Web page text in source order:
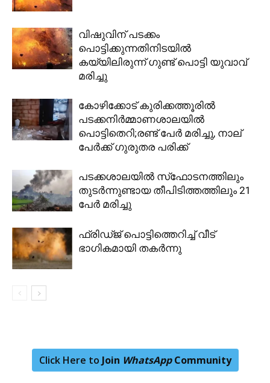
വിഷുവിന് പടക്കം
പൊട്ടിക്കുന്നതിനിടയിൽ
കയ്യിലിരുന്ന് ഗുണ്ട് പൊട്ടി യുവാവ്
മരിച്ചു
കോഴിക്കോട് കുരിക്കത്തൂരിൽ
പടക്കനിർമ്മാണശാലയിൽ
പൊട്ടിതെറി;രണ്ട് പേർ മരിച്ചു, നാല്
പേർക്ക് ഗുരുതര പരിക്ക്
പടക്കശാലയിൽ സ്‌ഫോടനത്തിലും
തുടർന്നുണ്ടായ തീപിടിത്തത്തിലും 21
പേർ മരിച്ചു
ഫ്രിഡ്ജ് പൊട്ടിത്തെറിച്ച് വീട്
ഭാഗികമായി തകർന്നു
Click Here to Join WhatsAppCommunity